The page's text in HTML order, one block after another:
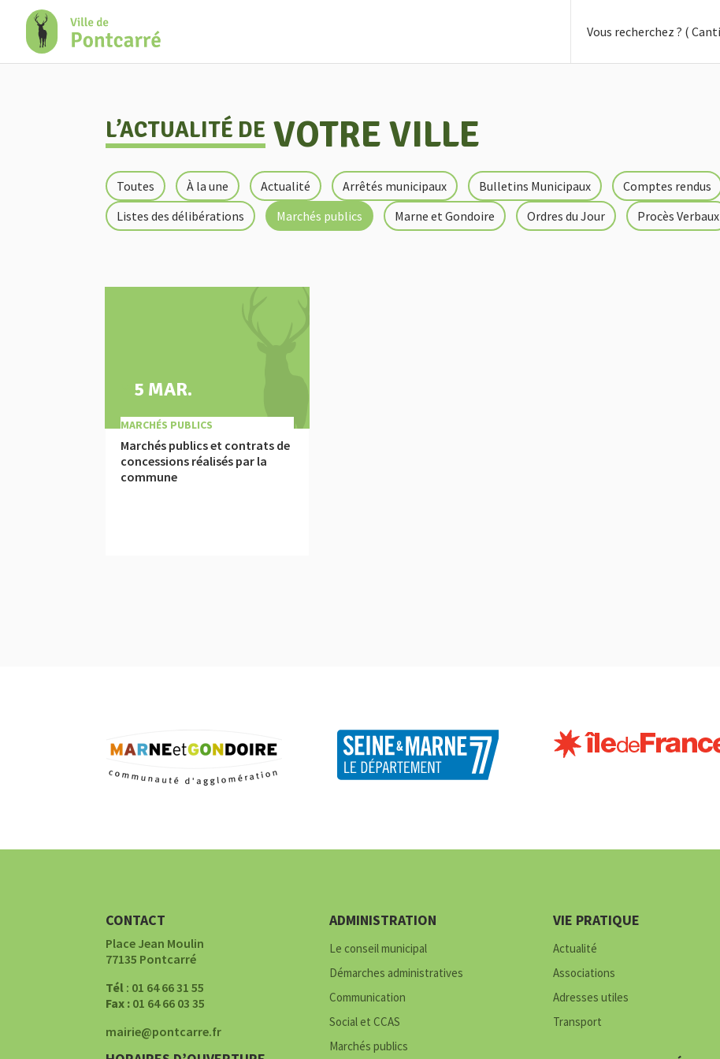
Confort +
L’ACTUALITÉ DE VOTRE VILLE
Toutes À la une Actualité Arrêtés municipaux Bulletins Municipaux Comptes rendus
Listes des délibérations
Marchés publics Marne et Gondoire Ordres du Jour Procès Verbaux
Marchés publics et contrats de
concessions réalisés par la
commune
5 MAR.
|
MARCHÉS PUBLICS
CONTACT
Place Jean Moulin
77135 Pontcarré
Tél : 01 64 66 31 55
Fax : 01 64 66 03 35
mairie@pontcarre.fr
ADMINISTRATION
Le conseil municipal
Démarches administratives
Communication
Social et CCAS
Marchés publics
VIE PRATIQUE
Actualité
Associations
Adresses utiles
Transport